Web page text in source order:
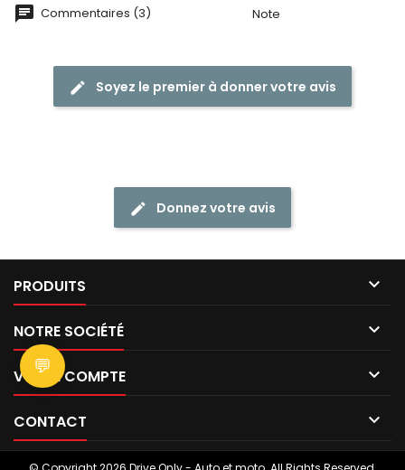
Commentaires (3) Note
Soyez le premier à donner votre avis
Donnez votre avis
PRODUITS 
NOTRE SOCIÉTÉ 
VOTRE COMPTE 
CONTACT 
💬